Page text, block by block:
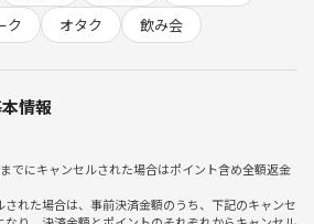
ましょう✨
オケなので作品にちなんだ歌を歌う場合が
な方は歌わずともOKです)
部屋を予約します！
ク オタク 飲み会
情報
でにキャンセルされた場合はポイント含め全額返金
された場合は、事前決済金額のうち、下記のキャンセ